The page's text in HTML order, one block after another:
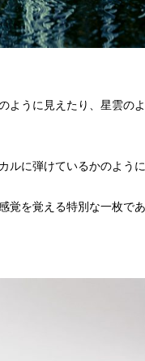
ように見えたり、星雲の
ルに弾けているかのよう
覚を覚える特別な一枚で